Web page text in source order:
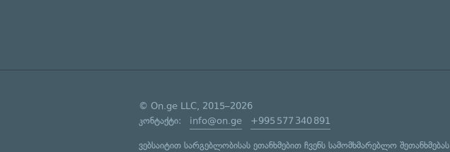
© On.ge LLC, 2015–2026
კონტაქტი: info@on.ge +995 577 340 891
ვებსაიტით სარგებლობისას ეთანხმებით ჩვენს სამომხმარებლო შეთანხმებას